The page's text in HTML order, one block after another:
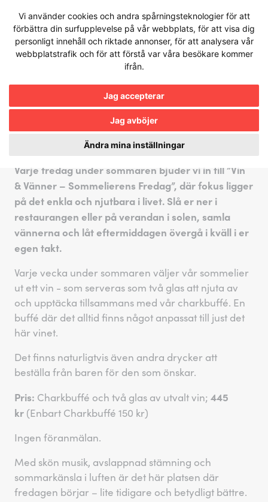
Vi använder cookies och andra spårningsteknologier för att
förbättra din surfupplevelse på vår webbplats, för att visa dig
personligt innehåll och riktade annonser, för att analysera vår
webbplatstrafik och för att förstå var våra besökare kommer
ifrån.
Jag accepterar
Jag avböjer
Ändra mina inställningar
innehålletDenna händelse har redan avslutats.
Informationen som visas här kan vara
föråldrad eller inte uppdaterad
VIN & VÄNNER –
SOMMELIERENS VAL
Varje fredag under sommaren bjuder vi in till ”Vin
& Vänner – Sommelierens Fredag”, där fokus ligger
på det enkla och njutbara i livet. Slå er ner i
restaurangen eller på verandan i solen, samla
vännerna och låt eftermiddagen övergå i kväll i er
egen takt.
Varje vecka under sommaren väljer vår sommelier
ut ett vin - som serveras som två glas att njuta av
och upptäcka tillsammans med vår charkbuffé. En
buffé där det alltid finns något anpassat till just det
här vinet.
Det finns naturligtvis även andra drycker att
beställa från baren för den som önskar.
Pris: Charkbuffé och två glas av utvalt vin; 445
kr (Enbart Charkbuffé 150 kr)
Ingen föranmälan.
Med skön musik, avslappnad stämning och
sommarkänsla i luften är det här platsen där
fredagen börjar – lite tidigare och betydligt bättre.